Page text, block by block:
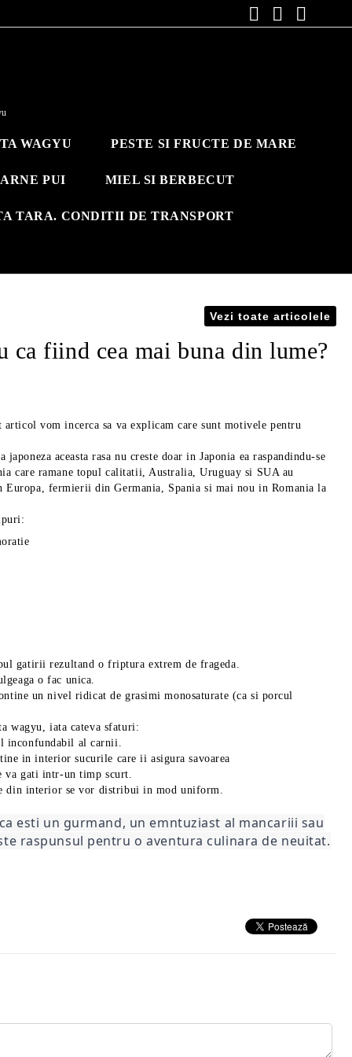
WAGYU PESTE SI FRUCTE DE MARE
PUI MIEL SI BERBECUT
TARA. CONDITII DE TRANSPORT
Vezi toate articolele
ca fiind cea mai buna din lume?
vom incerca sa va explicam care sunt motivele pentru
aceasta rasa nu creste doar in Japonia ea raspandindu-se
care ramane topul calitatii, Australia, Uruguay si SUA au
fermierii din Germania, Spania si mai nou in Romania la
gatirii rezultand o friptura extrem de frageda.
o fac unica.
un nivel ridicat de grasimi monosaturate (ca si porcul
wagyu, iata cateva sfaturi:
inconfundabil al carnii.
in interior sucurile care ii asigura savoarea
va gati intr-un timp scurt.
din interior se vor distribui in mod uniform.
esti un gurmand, un emntuziast al mancariii sau
raspunsul pentru o aventura culinara de neuitat.